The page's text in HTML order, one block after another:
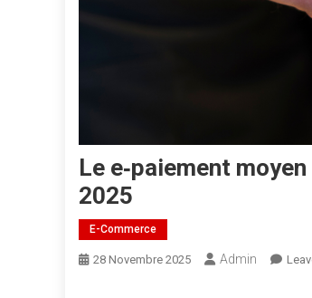
Le e‑paiement
2025
E-Commerce
28 Novembre 2025 Admin